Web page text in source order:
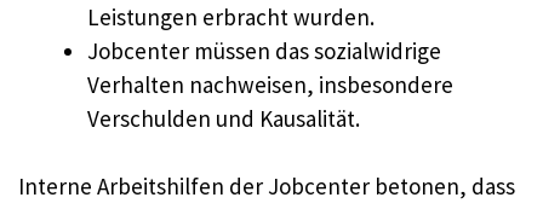
Leistungen erbracht wurden.
Jobcenter müssen das sozialwidrige
Verhalten nachweisen, insbesondere
Verschulden und Kausalität.
Interne Arbeitshilfen der Jobcenter betonen, dass